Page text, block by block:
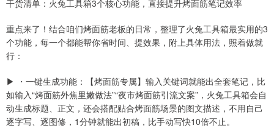
干货清单：火兔工具箱3个核心功能，直接提升烤面筋笔记效率
重点来了！结合咱们烤面筋老板的日常，整理了火兔工具箱最实用的3
个功能，每一个都能帮你省时间、提效果，附上具体用法，照着做就
行：
▶ ・一键生成功能：【烤面筋专属】输入关键词就能出全套笔记，比
如输入“烤面筋外焦里嫩做法”“夜市烤面筋引流文案”，火兔工具箱会自
动生成标题、正文，还会搭配贴合烤面筋场景的图文描述，不用自己
逐字写、逐图修，1分钟就能出初稿，比手动写快10倍不止。